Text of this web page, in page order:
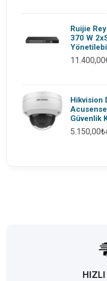
Ruijie
370 W
Hikvision
Güvenlik
5.150,00₺
HIZLI